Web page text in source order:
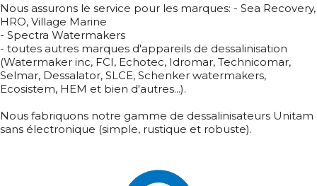
Nous assurons le service pour les marques: - Sea Recovery,
HRO, Village Marine
- Spectra Watermakers
- toutes autres marques d'appareils de dessalinisation
(Watermaker inc, FCI, Echotec, Idromar, Technicomar,
Selmar, Dessalator, SLCE, Schenker watermakers,
Ecosistem, HEM et bien d'autres...).
Nous fabriquons notre gamme de dessalinisateurs Unitam
sans électronique (simple, rustique et robuste).